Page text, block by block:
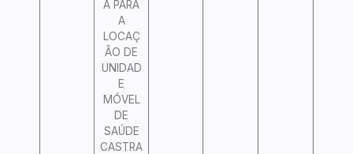
A PARA
A
LOCAÇ
ÃO DE
UNIDAD
E
MÓVEL
DE
SAÚDE
CASTRA